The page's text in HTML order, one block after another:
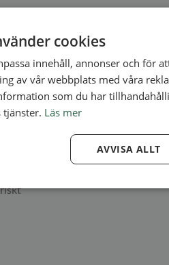
cookies
innehåll, annonser och för
av vår webbplats med våra
som du har
tjänster. Läs mer
AVVISA ALLT